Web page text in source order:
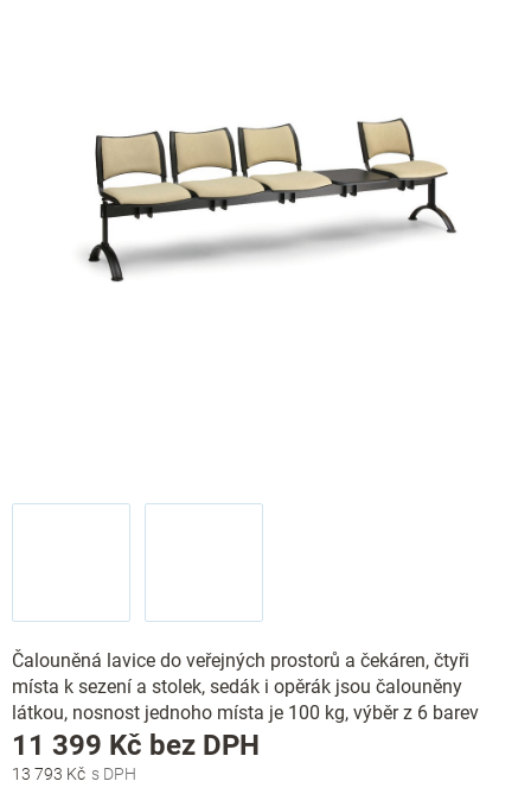
Čalouněná lavice do veřejných prostorů a čekáren, čtyři
místa k sezení a stolek, sedák i opěrák jsou čalouněny
látkou, nosnost jednoho místa je 100 kg, výběr z 6 barev
13 793 Kč
11 399 Kč bez DPH